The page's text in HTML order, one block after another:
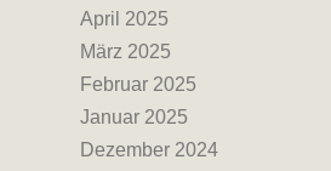
April 2025
März 2025
Februar 2025
Januar 2025
Dezember 2024